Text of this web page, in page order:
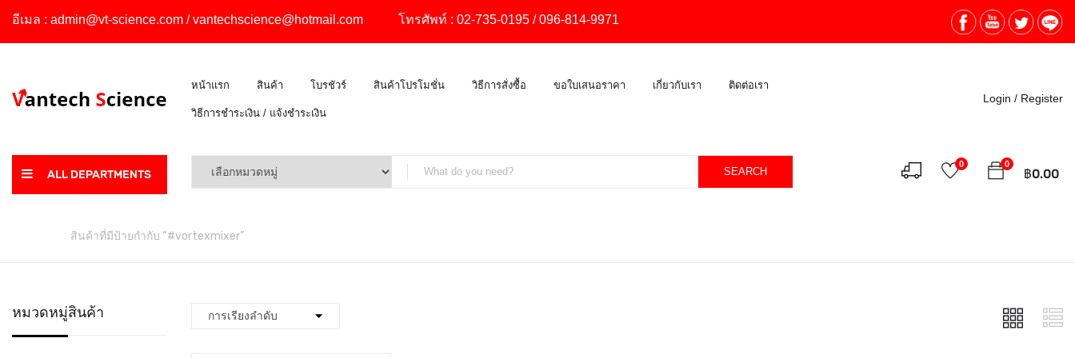
อีเมล : admin@vt-science.com /vantechscience@hotmail.com โทรศัพท์ : 02-735-0195 /096-814-9971
หน้าแรก สินค้า โบรชัวร์ สินค้าโปรโมชั่น วิธีการสั่งซื้อ ขอใบเสนอราคา เกี่ยวกับเรา ติดต่อเรา
วิธีการชำระเงิน / แจ้งชำระเงิน
Login / Register
ALL DEPARTMENTS SEARCH
0
฿0.00
0
สินค้าที่มีป้ายกำกับ “#vortexmixer”
หมวดหมู่สินค้า